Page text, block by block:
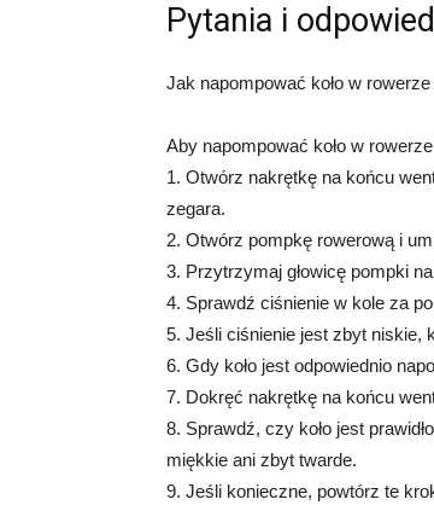
Pytania i
Jak napompować koło w
Aby napompować koło w
1. Otwórz nakrętkę na końcu
zegara.
2. Otwórz pompkę rowerową i
3. Przytrzymaj głowicę pompki
4. Sprawdź ciśnienie w kole za
5. Jeśli ciśnienie jest zbyt niskie,
6. Gdy koło jest odpowiednio
7. Dokręć nakrętkę na końcu
8. Sprawdź, czy koło jest
miękkie ani zbyt twarde.
9. Jeśli konieczne, powtórz te